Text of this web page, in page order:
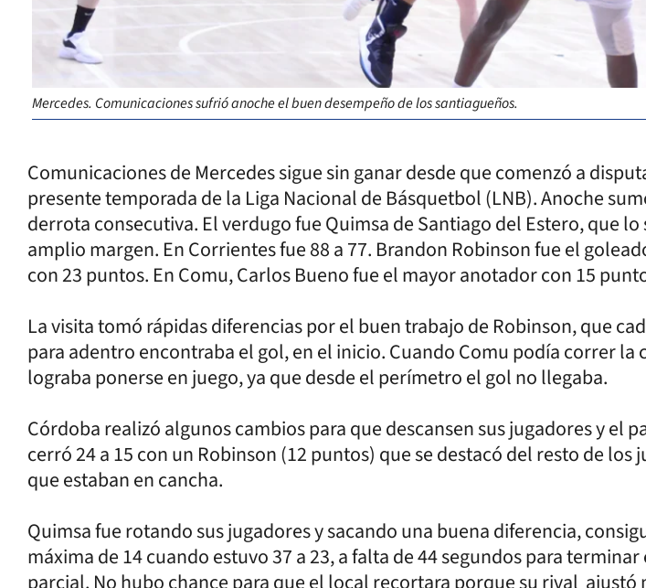
Mercedes. Comunicaciones sufrió anoche el buen desempeño de los santiagueños.
Comunicaciones de Mercedes sigue sin ganar desde que comenzó a
presente temporada de la Liga Nacional de Básquetbol (LNB). Anoche
derrota consecutiva. El verdugo fue Quimsa de Santiago del Estero, que
amplio margen. En Corrientes fue 88 a 77. Brandon Robinson fue el
con 23 puntos. En Comu, Carlos Bueno fue el mayor anotador con 15
La visita tomó rápidas diferencias por el buen trabajo de Robinson, que
para adentro encontraba el gol, en el inicio. Cuando Comu podía correr la
lograba ponerse en juego, ya que desde el perímetro el gol no llegaba.
Córdoba realizó algunos cambios para que descansen sus jugadores y el
cerró 24 a 15 con un Robinson (12 puntos) que se destacó del resto de los
que estaban en cancha.
Quimsa fue rotando sus jugadores y sacando una buena diferencia,
máxima de 14 cuando estuvo 37 a 23, a falta de 44 segundos para